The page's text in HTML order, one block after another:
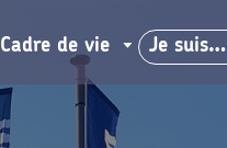
Cadre de vie Je suis…